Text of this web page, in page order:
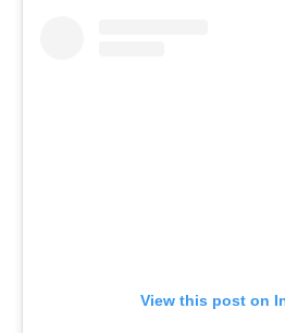
View this post on